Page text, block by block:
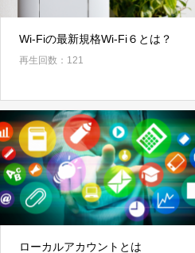
Wi-Fiの最新規格Wi-Fi６とは？
再生回数：121
ローカルアカウントとは